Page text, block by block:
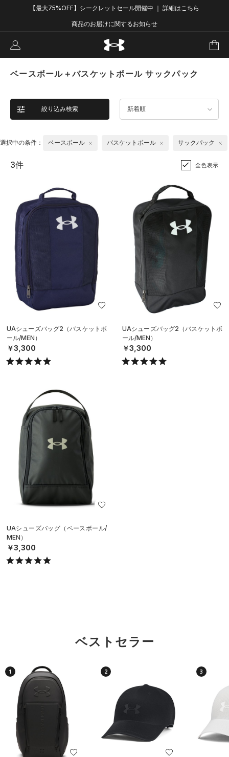
【最大75%OFF】シークレットセール開催中 ｜ 詳細はこちら
商品のお届けに関するお知らせ
ベースボール＋バスケットボール サックパック
絞り込み検索 新着順
選択中の条件： ベースボール バスケットボール サックパック
3件 全色表示
UAシューズバッグ2（バスケットボ
ール/MEN）
￥3,300
UAシューズバッグ2（バスケットボ
ール/MEN）
￥3,300
UAシューズバッグ（ベースボール/
MEN）
￥3,300
ベストセラー
1 2 3